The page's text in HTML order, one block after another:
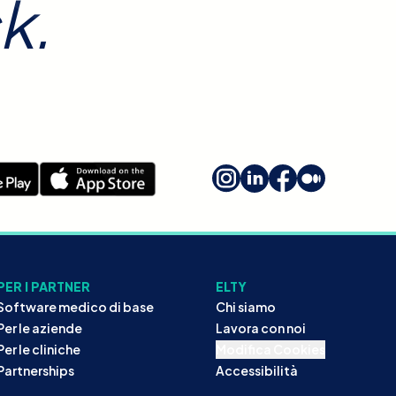
I PARTNER
medico di base
le aziende
le cliniche
ELTY
Chi siamo
Lavora con noi
Accessibilità